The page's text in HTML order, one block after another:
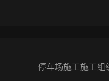
停车场施工施工组